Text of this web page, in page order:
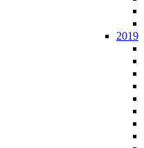
2019